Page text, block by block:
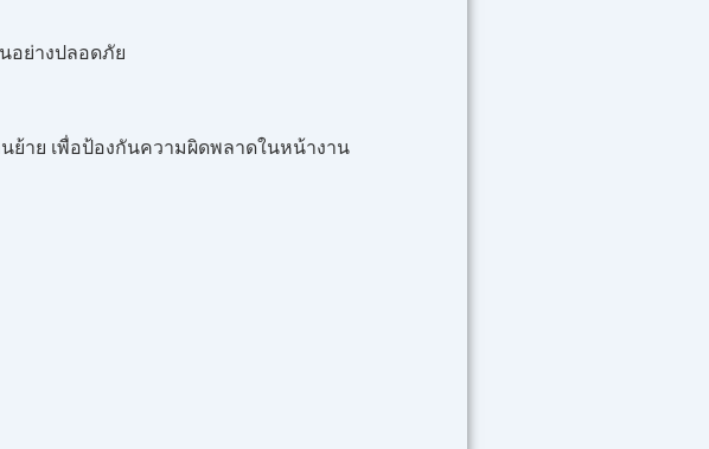
อย่างปลอดภัย
ย้าย เพื่อป้องกันความผิดพลาดในหน้างาน